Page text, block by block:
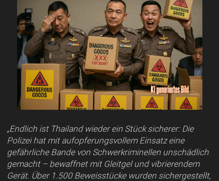
„Endlich ist Thailand wieder ein Stück sicherer: Die
Polizei hat mit aufopferungsvollem Einsatz eine
gefährliche Bande von Schwerkriminellen unschädlich
gemacht – bewaffnet mit Gleitgel und vibrierendem
Gerät. Über 1.500 Beweisstücke wurden sichergestellt,